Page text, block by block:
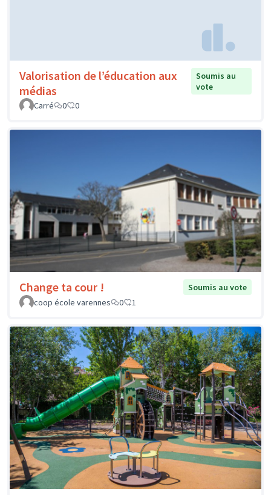
Valorisation de l’éducation aux
médias
Soumis au
vote
Carré
0 0
Change ta cour !
Soumis au vote
coop école varennes
0 1